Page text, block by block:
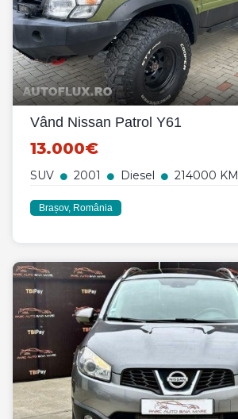
Vând Nissan Patrol Y61
13.000€
SUV 2001 Diesel 214000 KM
Brașov, România